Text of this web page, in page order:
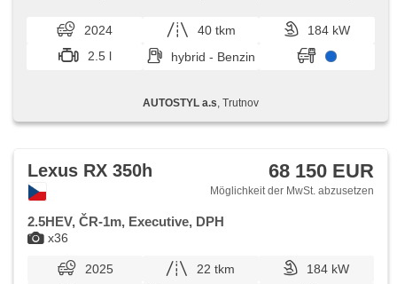
Antriebsschlupfregelung (ASR), parkovací senzory přední,
parkovací senzory zadní, Tempomat, Lenkrad einstellbar,
Scheibenwischersensor, Multifunktionslenkrad, beheizte
Frontscheibe, Lichtsensor, bezklíčové odemykání,
Adaptive Geschwindigkeitsregelung, automatisch im Berg
bremsen , asistent rozjezdu do kopce (HSA), El.
beheizte Lenkrad, 360° monitorovací systém (AVM),
automatické přepínání dálkových světel, Alufelgen, täglich
Leuchten, LED denní svícení, digitální přístrojový štít, volba
jízdního režimu, hlasové ovládání palubního počítače, head-
up display, ambientní osvětlení interiéru, bezdrátová
nabíječka mobilních telefonů, Automatikgetriebe
2024 40 tkm
184 kW
2.5 l
hybrid - Benzin
AUTOSTYL a.s , Trutnov
x36
Lexus RX 350h 68 150 EUR
Möglichkeit der MwSt. abzusetzen
2.5HEV, ČR-1m, Executive, DPH
2025 22 tkm
184 kW